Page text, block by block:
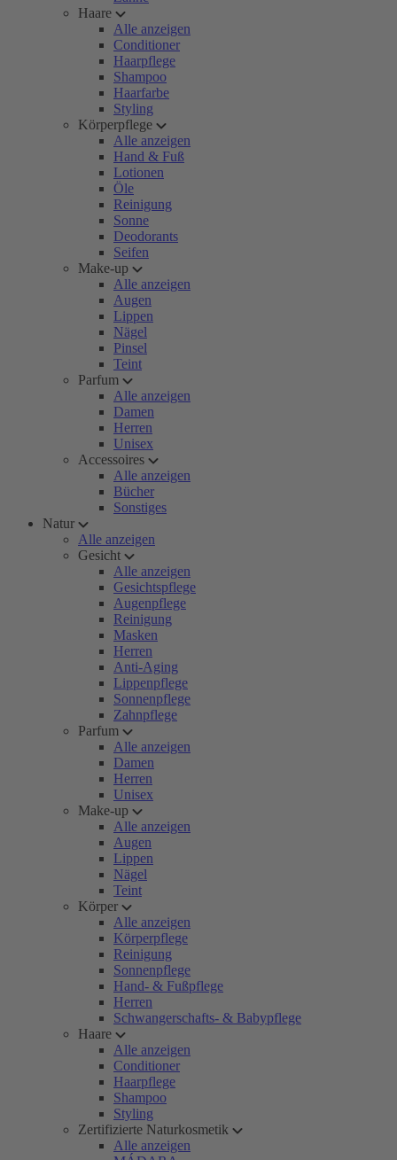
Haare
Alle anzeigen
Conditioner
Haarpflege
Shampoo
Haarfarbe
Styling
Körperpflege
Alle anzeigen
Hand & Fuß
Lotionen
Öle
Reinigung
Sonne
Deodorants
Seifen
Make-up
Alle anzeigen
Augen
Lippen
Nägel
Pinsel
Teint
Parfum
Alle anzeigen
Damen
Herren
Unisex
Accessoires
Alle anzeigen
Bücher
Sonstiges
Natur
Alle anzeigen
Gesicht
Alle anzeigen
Gesichtspflege
Augenpflege
Reinigung
Masken
Herren
Anti-Aging
Lippenpflege
Sonnenpflege
Zahnpflege
Parfum
Alle anzeigen
Damen
Herren
Unisex
Make-up
Alle anzeigen
Augen
Lippen
Nägel
Teint
Körper
Alle anzeigen
Körperpflege
Reinigung
Sonnenpflege
Hand- & Fußpflege
Herren
Schwangerschafts- & Babypflege
Haare
Alle anzeigen
Conditioner
Haarpflege
Shampoo
Styling
Zertifizierte Naturkosmetik
Alle anzeigen